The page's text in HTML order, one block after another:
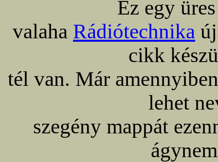
Ez egy
valaha Rádiótechnika
cikk
tél van. Már
lehet
szegény mappát